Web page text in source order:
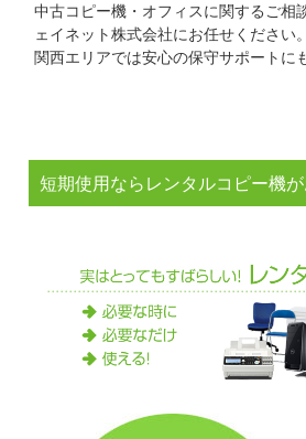
中古コピー機・オフィスに関するご相
ェイネット株式会社にお任せください
関西エリアでは安心の保守サポートに
短期使用ならレンタルコピー機